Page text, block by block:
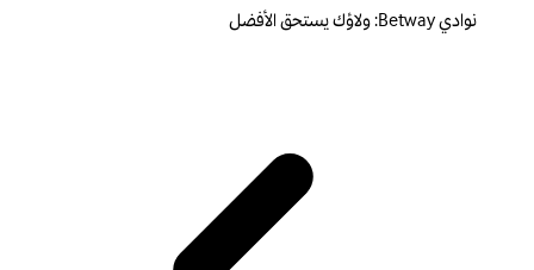
نوادي Betway: ولاؤك يستحق الأفضل